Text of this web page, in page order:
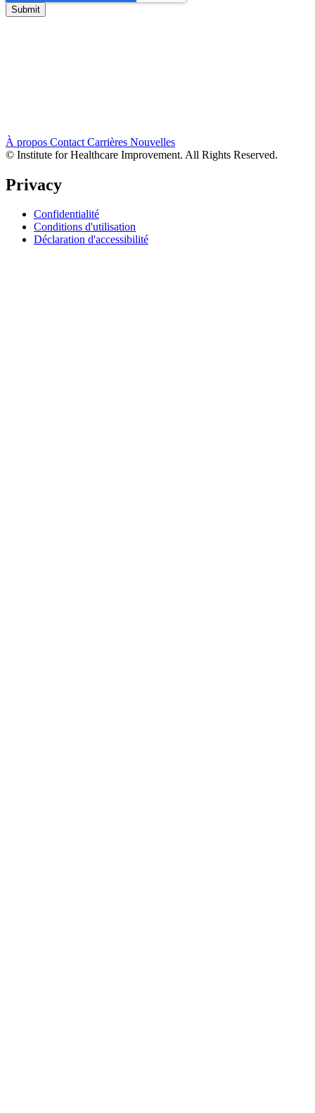
À propos Contact Carrières Nouvelles
© Institute for Healthcare Improvement. All Rights Reserved.
Privacy
Confidentialité
Conditions d'utilisation
Déclaration d'accessibilité